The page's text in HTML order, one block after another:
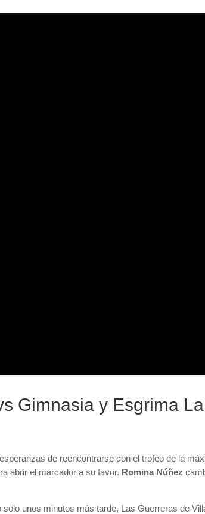
Gimnasia y Esgrima
de reencontrarse con el trofeo de la
abrir el marcador a su favor. Romina Núñez
solo unos minutos más tarde, Las Guerreras de